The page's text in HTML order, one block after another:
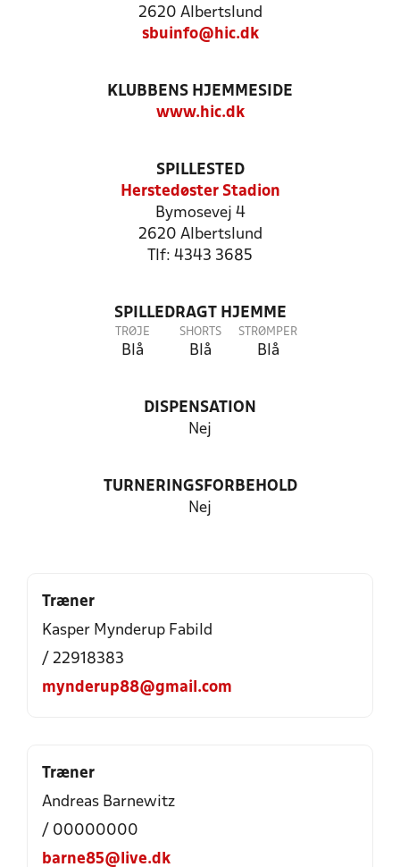
2620 Albertslund
sbuinfo@hic.dk
KLUBBENS HJEMMESIDE
www.hic.dk
SPILLESTED
Herstedøster Stadion
Bymosevej 4
2620 Albertslund
Tlf: 4343 3685
SPILLEDRAGT HJEMME
TRØJE
Blå
SHORTS
Blå
STRØMPER
Blå
DISPENSATION
Nej
TURNERINGSFORBEHOLD
Nej
Træner
Kasper Mynderup Fabild
/ 22918383
mynderup88@gmail.com
Træner
Andreas Barnewitz
/ 00000000
barne85@live.dk